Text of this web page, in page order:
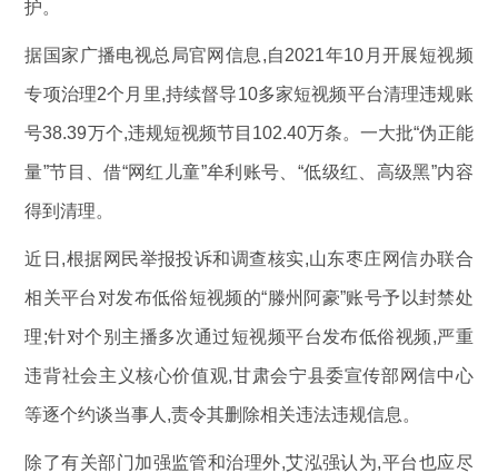
护。
据国家广播电视总局官网信息,自2021年10月开展短视频
专项治理2个月里,持续督导10多家短视频平台清理违规账
号38.39万个,违规短视频节目102.40万条。一大批“伪正能
量”节目、借“网红儿童”牟利账号、“低级红、高级黑”内容
得到清理。
近日,根据网民举报投诉和调查核实,山东枣庄网信办联合
相关平台对发布低俗短视频的“滕州阿豪”账号予以封禁处
理;针对个别主播多次通过短视频平台发布低俗视频,严重
违背社会主义核心价值观,甘肃会宁县委宣传部网信中心
等逐个约谈当事人,责令其删除相关违法违规信息。
除了有关部门加强监管和治理外,艾泓强认为,平台也应尽